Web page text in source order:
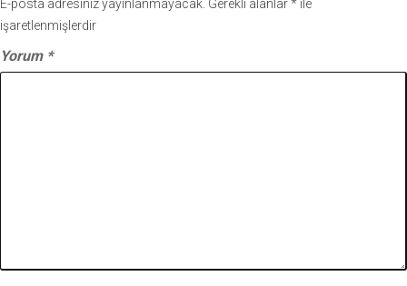
E-posta adresiniz yayınlanmayacak. Gerekli alanlar* ile
işaretlenmişlerdir
Yorum *